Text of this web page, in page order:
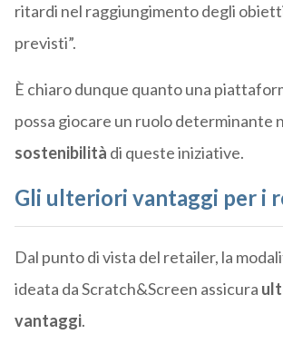
ritardi nel raggiungimento degli
previsti”.
È chiaro dunque quanto una
possa giocare un ruolo determinante
sostenibilità di queste iniziative.
Gli ulteriori vantaggi per i
Dal punto di vista del retailer, la
ideata da Scratch&Screen assicura
vantaggi.